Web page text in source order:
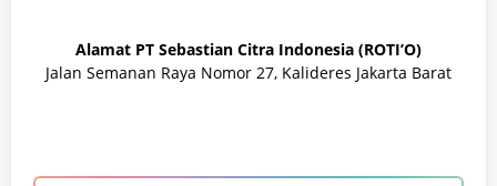
Alamat PT Sebastian Citra Indonesia (ROTI’O)
Jalan Semanan Raya Nomor 27, Kalideres Jakarta Barat